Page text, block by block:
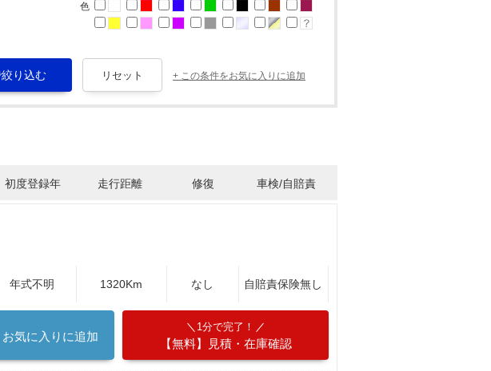
色
+ この条件をお気に入りに追加
初度登録年 走行距離 修復 車検/自賠責
年式不明 1320Km なし 自賠責保険無し
お気に入りに追加
1分で完了！
【無料】見積・在庫確認